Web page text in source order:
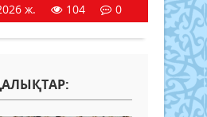
ж.
104 0